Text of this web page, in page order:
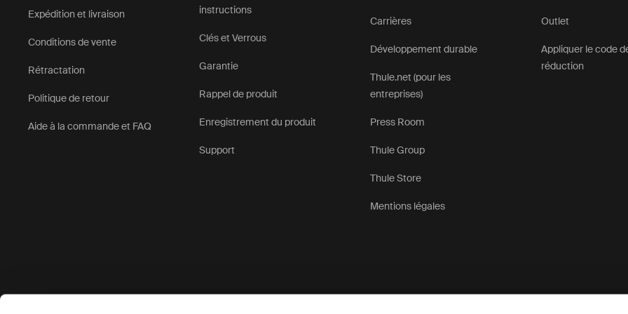
Expédition et livraison
Conditions de vente
Rétractation
Politique de retour
Aide à la commande et FAQ
instructions
Clés et Verrous
Garantie
Rappel de produit
Enregistrement du produit
Support
Carrières
Développement durable
Thule.net (pour les
entreprises)
Press Room
Thule Group
Thule Store
Mentions légales
Outlet
Appliquer le code
réduction